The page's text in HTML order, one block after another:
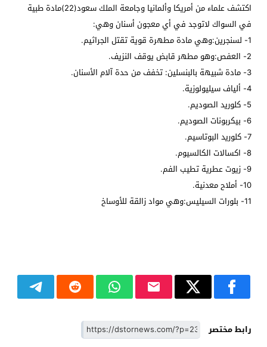
اكتشف علماء من أمريكا وألمانيا وجامعة الملك سعود(22)مادة طبية
في السواك لاتوجد في أي معجون أسنان وهي:
1- لسنجرين:وهي مادة مطهرة قوية تقتل الجراثيم.
2- العفص:وهو مطهر قابض يوقف النزيف.
3- مادة شبيهة بالبنسلين: تخفف من حدة آلام الأسنان.
4- ألياف سيليولوزية.
5- كلوريد الصوديم.
6- بيكربونات الصوديم.
7- كلوريد البوتاسيم.
8- اكسالات الكالسيوم.
9- زيوت عطرية تطيب الفم.
10- أملاح معدنية.
11- بلورات السيليس:وهي مواد زالقة للأوساخ
رابط مختصر